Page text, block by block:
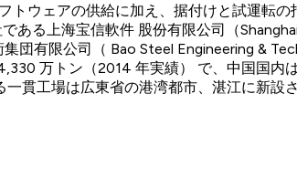
ウェアの供給に加え、据付けと試運転
ある上海宝信軟件 股份有限公司（
団有限公司（ Bao Steel Engineering &
万トン（2014 年実績） で、中国国内
貫工場は広東省の港湾都市、湛江に新設